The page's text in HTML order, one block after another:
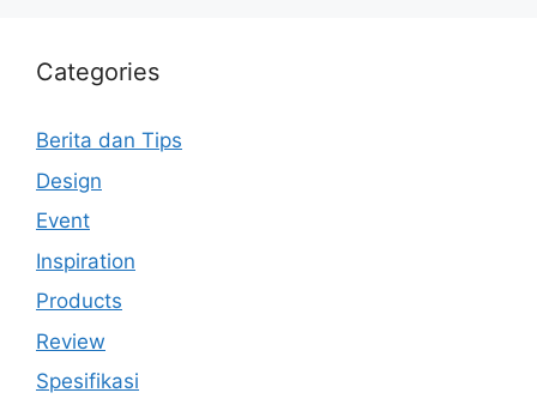
Categories
Berita dan Tips
Design
Event
Inspiration
Products
Review
Spesifikasi